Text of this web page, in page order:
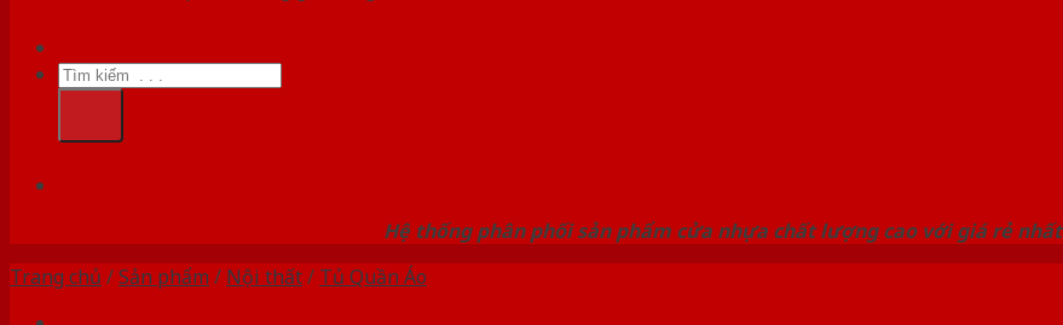
Tìm
kiếm:
Hệ thống phân phối sản phẩm cửa nhựa chất lượng cao với giá rẻ nhất
Trang chủ /Sản phẩm / Nội thất/ Tủ Quần Áo